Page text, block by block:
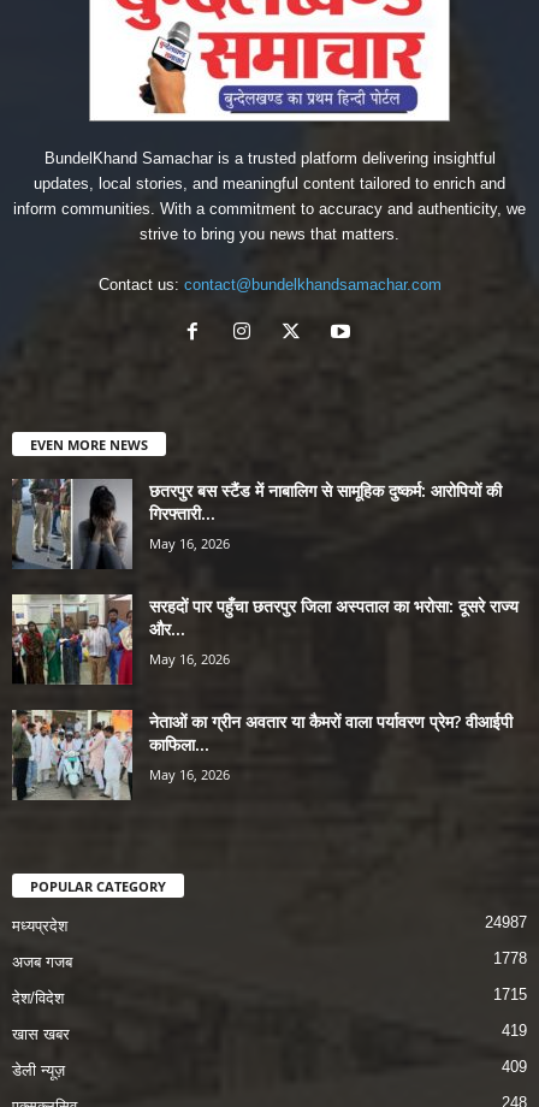
BundelKhand Samachar is a trusted platform delivering insightful
updates, local stories, and meaningful content tailored to enrich and
inform communities. With a commitment to accuracy and authenticity, we
strive to bring you news that matters.
Contact us: contact@bundelkhandsamachar.com
EVEN MORE NEWS
छतरपुर बस स्टैंड में नाबालिग से सामूहिक दुष्कर्म: आरोपियों की
गिरफ्तारी...
May 16, 2026
सरहदों पार पहुँचा छतरपुर जिला अस्पताल का भरोसा: दूसरे राज्य
और...
May 16, 2026
नेताओं का ग्रीन अवतार या कैमरों वाला पर्यावरण प्रेम? वीआईपी
काफिला...
May 16, 2026
POPULAR CATEGORY
मध्यप्रदेश 24987
अजब गजब 1778
देश/विदेश 1715
खास खबर 419
डेली न्यूज़ 409
248